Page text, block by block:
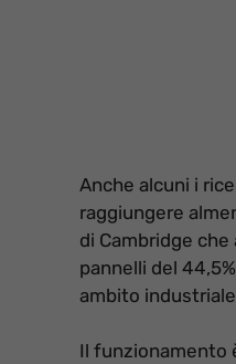
Anche alcuni i
raggiungere
di Cambridge
pannelli del
ambito
Il funzionamento